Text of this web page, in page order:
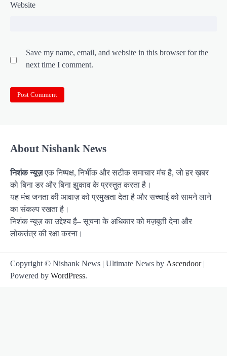
Website
Save my name, email, and website in this browser for the
next time I comment.
About Nishank News
निशंक न्यूज़एक निष्पक्ष, निर्भीक और सटीक समाचार मंच है, जो हर ख़बर
को बिना डर और बिना झुकाव के प्रस्तुत करता है।
यह मंच जनता की आवाज़ को प्रमुखता देता है और सच्चाई को सामने लाने
का संकल्प रखता है।
निशंक न्यूज़ का उद्देश्य है– सूचना के अधिकार को मज़बूती देना और
लोकतंत्र की रक्षा करना।
Copyright © Nishank News | Ultimate News by Ascendoor|
Powered by WordPress.